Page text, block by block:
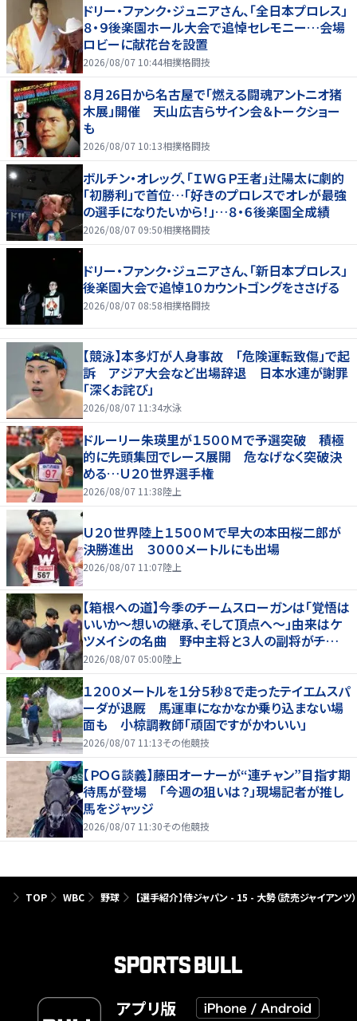
ドリー・ファンク・ジュニアさん、「全日本プロレス」
８・９後楽園ホール大会で追悼セレモニー…会場
ロビーに献花台を設置
2026/08/07 10:44相撲格闘技
８月26日から名古屋で「燃える闘魂アントニオ猪
木展」開催 天山広吉らサイン会＆トークショー
も
2026/08/07 10:13相撲格闘技
ボルチン・オレッグ、「ＩＷＧＰ王者」辻陽太に劇的
「初勝利」で首位…「好きのプロレスでオレが最強
の選手になりたいから！」…８・６後楽園全成績
2026/08/07 09:50相撲格闘技
ドリー・ファンク・ジュニアさん、「新日本プロレス」
後楽園大会で追悼１０カウントゴングをささげる
2026/08/07 08:58相撲格闘技
【競泳】本多灯が人身事故 「危険運転致傷」で起
訴 アジア大会など出場辞退 日本水連が謝罪
「深くお詫び」
2026/08/07 11:34水泳
ドルーリー朱瑛里が１５００Ｍで予選突破 積極
的に先頭集団でレース展開 危なげなく突破決
める…Ｕ２０世界選手権
2026/08/07 11:38陸上
Ｕ２０世界陸上１５００Ｍで早大の本田桜二郎が
決勝進出 ３０００メートルにも出場
2026/08/07 11:07陸上
【箱根への道】今季のチームスローガンは「覚悟は
いいか～想いの継承、そして頂点へ～」由来はケ
ツメイシの名曲 野中主将と３人の副将がチーム
を引っ張る…夏合宿特集第１弾、国学院大
2026/08/07 05:00陸上
１２００メートルを１分５秒８で走ったテイエムスパ
ーダが退厩 馬運車になかなか乗り込まない場
面も 小椋調教師「頑固ですがかわいい」
2026/08/07 11:13その他競技
【ＰＯＧ談義】藤田オーナーが“連チャン”目指す期
待馬が登場 「今週の狙いは？」現場記者が推し
馬をジャッジ
2026/08/07 11:30その他競技
TOP WBC 野球 【選手紹介】侍ジャパン - 15 - 大勢（読売ジャイアンツ
アプリ版